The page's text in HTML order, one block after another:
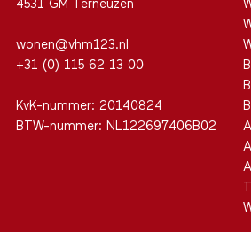
4531 GM Terneuzen
wonen@vhm123.nl
+31 (0) 115 62 13 00
KvK-nummer: 20140824
BTW-nummer: NL122697406B02